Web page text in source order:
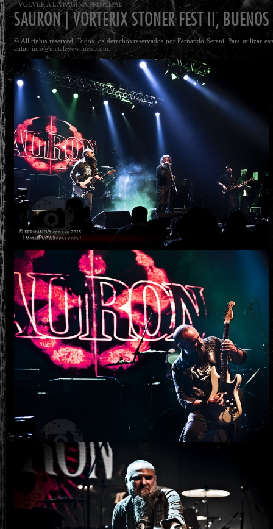
· VOLVER A LA PAGINA PRINCIPAL
SAURON | VORTERIX STONER FEST II,
© All rights reserved. Todos los derechos reservados por Fernando Serani. Para utilizar
autor. info@metaleyewitness.com.